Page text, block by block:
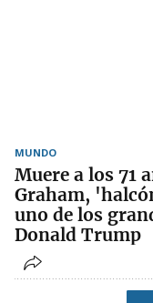
MUNDO
Muere a los 71
Graham,
uno de los
Donald Trump